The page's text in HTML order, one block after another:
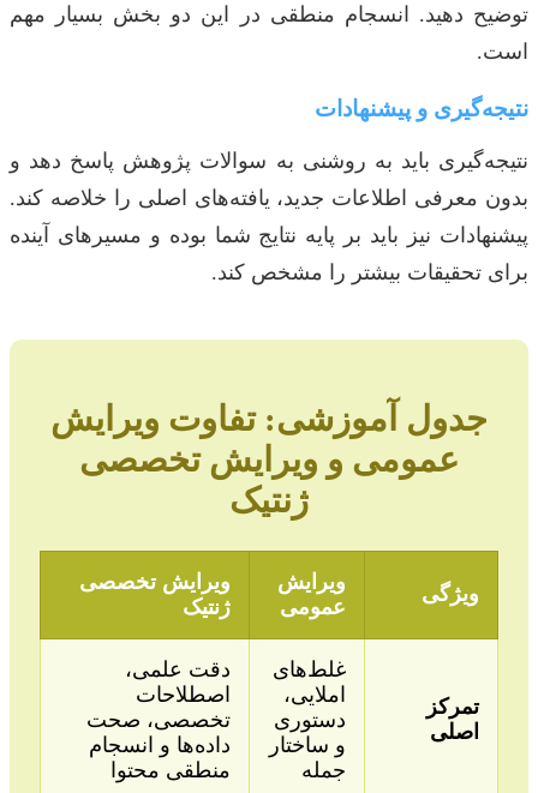
توضیح دهید. انسجام منطقی در این دو بخش بسیار مهم
است.
نتیجه‌گیری و پیشنهادات
نتیجه‌گیری باید به روشنی به سوالات پژوهش پاسخ دهد و
بدون معرفی اطلاعات جدید، یافته‌های اصلی را خلاصه کند.
پیشنهادات نیز باید بر پایه نتایج شما بوده و مسیرهای آینده
برای تحقیقات بیشتر را مشخص کند.
جدول آموزشی: تفاوت ویرایش
عمومی و ویرایش تخصصی
ژنتیک
ویژگی
ویرایش
عمومی
ویرایش تخصصی
ژنتیک
تمرکز
اصلی
غلط‌های
املایی،
دستوری
و ساختار
جمله
دقت علمی،
اصطلاحات
تخصصی، صحت
داده‌ها و انسجام
منطقی محتوا